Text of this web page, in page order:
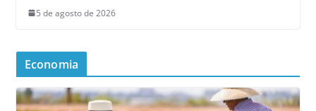
5 de agosto de 2026
Economia